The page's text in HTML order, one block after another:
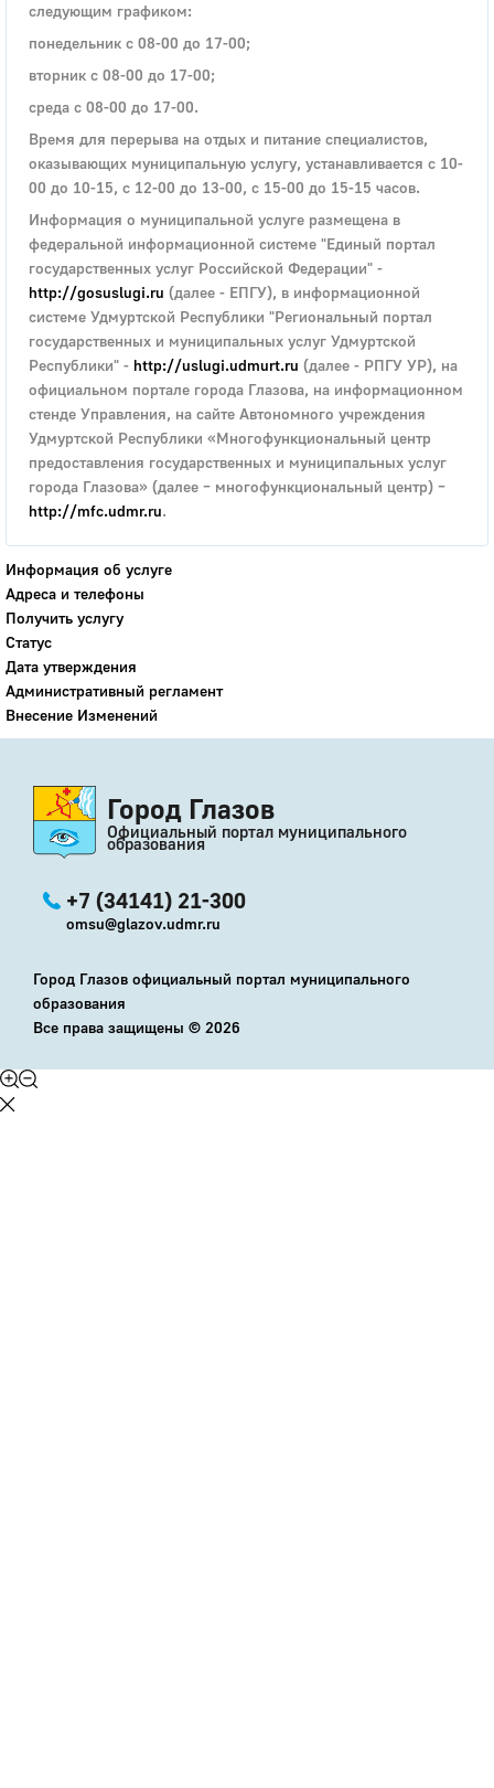
следующим графиком:
понедельник с 08-00 до 17-00;
вторник с 08-00 до 17-00;
среда с 08-00 до 17-00.
Время для перерыва на отдых и питание специалистов,
оказывающих муниципальную услугу, устанавливается с 10-
00 до 10-15, с 12-00 до 13-00, с 15-00 до 15-15 часов.
Информация о муниципальной услуге размещена в
федеральной информационной системе "Единый портал
государственных услуг Российской Федерации" -
http://gosuslugi.ru (далее - ЕПГУ), в информационной
системе Удмуртской Республики "Региональный портал
государственных и муниципальных услуг Удмуртской
Республики" - http://uslugi.udmurt.ru (далее - РПГУ УР), на
официальном портале города Глазова, на информационном
стенде Управления, на сайте Автономного учреждения
Удмуртской Республики «Многофункциональный центр
предоставления государственных и муниципальных услуг
города Глазова» (далее – многофункциональный центр) –
http://mfc.udmr.ru.
Информация об услуге
Адреса и телефоны
Получить услугу
Статус
Дата утверждения
Административный регламент
Внесение Изменений
Город Глазов
Официальный портал муниципального
образования
+7 (34141) 21-300
omsu@glazov.udmr.ru
Город Глазов официальный портал муниципального
образования
Все права защищены © 2026